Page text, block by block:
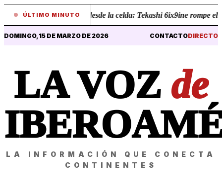
ÚLTIMO MINUTO
Revelaciones desde la celda: Tekashi 6ix9ine rompe el
DOMINGO, 15 DE MARZO DE 2026 CONTACTODIRECTO
LA VOZ de
LA INFORMACIÓN QUE CONECTA
CONTINENTES